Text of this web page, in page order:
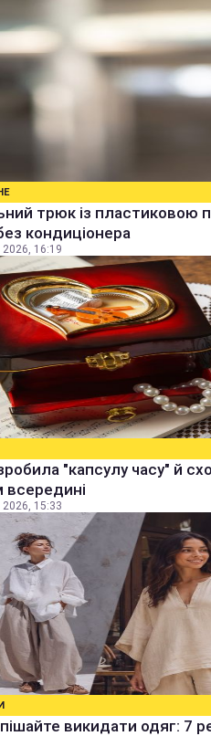
трюк із пластиковою
кондиціонера
2026, 16:19
"капсулу часу" й
2026, 15:33
викидати одяг: 7